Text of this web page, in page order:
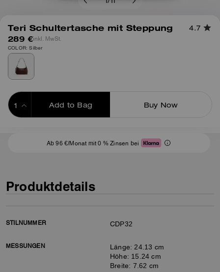
/
Teri Schultertasche mit Steppung 4.7
289 €inkl. MwSt.
COLOR: Silber
Add to Bag Buy Now
Ab 96 €/Monat mit 0 % Zinsen bei
Produktdetails
STILNUMMER CDP32
MESSUNGEN
Länge: 24.13 cm
Höhe: 15.24 cm
Breite: 7.62 cm